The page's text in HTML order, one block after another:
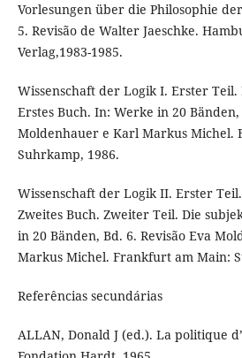
Vorlesungen über die Philosophie
5. Revisão de Walter Jaeschke.
Verlag,1983-1985.
Wissenschaft der Logik I. Erster
Erstes Buch. In: Werke in 20 Bänden,
Moldenhauer e Karl Markus Michel.
Suhrkamp, 1986.
Wissenschaft der Logik II. Erster
Zweites Buch. Zweiter Teil. Die
in 20 Bänden, Bd. 6. Revisão Eva
Markus Michel. Frankfurt am Main:
Referências secundárias
ALLAN, Donald J (ed.). La politique